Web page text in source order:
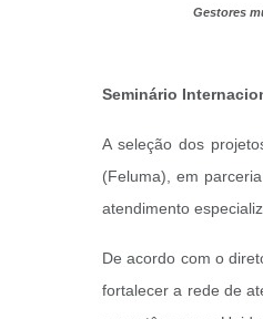
Gestores
Seminário
A seleção dos
(Feluma), em
atendimento
De acordo com o
fortalecer a rede de